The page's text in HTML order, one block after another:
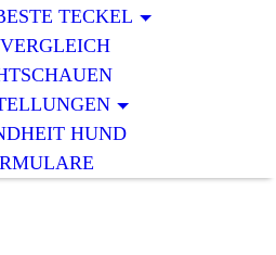
TECKEL
HUND